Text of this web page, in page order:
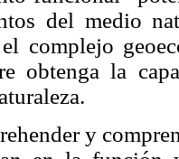
del medio
complejo
obtenga la
y